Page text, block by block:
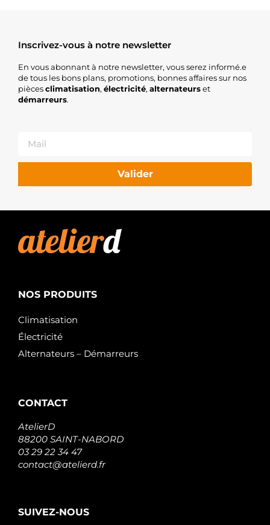
Inscrivez-vous à notre newsletter
En vous abonnant à notre newsletter, vous serez informé.e
de tous les bons plans, promotions, bonnes affaires sur nos
piècesclimatisation, électricité, alternateurset
démarreurs.
Valider
NOS PRODUITS
Climatisation
Électricité
Alternateurs – Démarreurs
CONTACT
AtelierD
88200 SAINT-NABORD
03 29 22 34 47
contact@atelierd.fr
SUIVEZ-NOUS